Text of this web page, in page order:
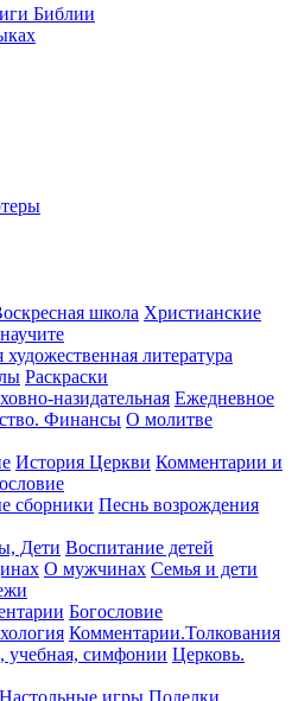
Библии
школа Христианские
художественная литература
Раскраски
назидательная Ежедневное
Финансы О молитве
История Церкви Комментарии и
сборники Песнь возрождения
Дети Воспитание детей
О мужчинах Семья и дети
Богословие
Комментарии.Толкования
учебная, симфонии Церковь.
Настольные игры Поделки